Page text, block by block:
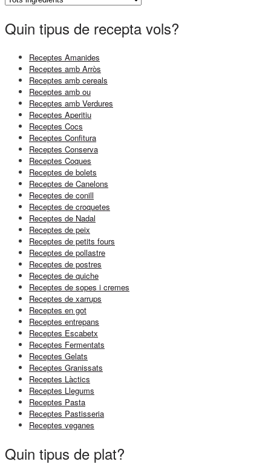
Quin tipus de recepta vols?
Receptes Amanides
Receptes amb Arròs
Receptes amb cereals
Receptes amb ou
Receptes amb Verdures
Receptes Aperitiu
Receptes Cocs
Receptes Confitura
Receptes Conserva
Receptes Coques
Receptes de bolets
Receptes de Canelons
Receptes de conill
Receptes de croquetes
Receptes de Nadal
Receptes de peix
Receptes de petits fours
Receptes de pollastre
Receptes de postres
Receptes de quiche
Receptes de sopes i cremes
Receptes de xarrups
Receptes en got
Receptes entrepans
Receptes Escabetx
Receptes Fermentats
Receptes Gelats
Receptes Granissats
Receptes Làctics
Receptes Llegums
Receptes Pasta
Receptes Pastisseria
Receptes veganes
Quin tipus de plat?